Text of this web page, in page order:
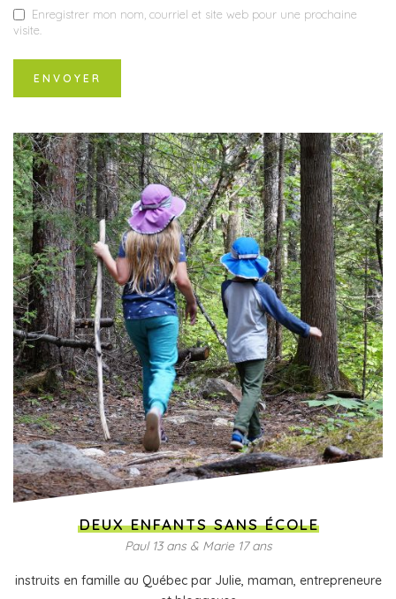
Enregistrer mon nom, courriel et site web pour une prochaine
visite.
DEUX ENFANTS SANS ÉCOLE
Paul 13 ans & Marie 17 ans
instruits en famille au Québec par Julie, maman, entrepreneure